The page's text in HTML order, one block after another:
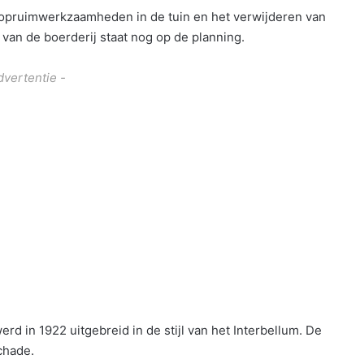
in de tuin en het verwijderen van
de boerderij staat nog op de planning.
-
in 1922 uitgebreid in de stijl van het Interbellum. De